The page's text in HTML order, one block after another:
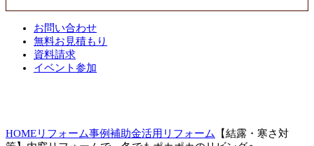
お問い合わせ
無料お見積もり
資料請求
イベント参加
HOMEリフォーム事例補助金活用リフォーム 【結露・寒さ対